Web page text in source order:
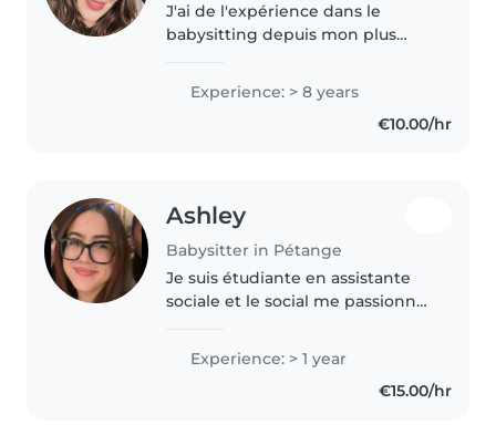
J'ai de l'expérience dans le
babysitting depuis mon plus
effectué des stages en crèche.
J'aime lire des histoires, faire des
Experience: > 8 years
€10.00/hr
Ashley
Babysitter in Pétange
Je suis étudiante en assistante
sociale et le social me passionne.
de 5 sœurs, j'ai dû à m'occuper
de mes sœurs de temps à autre.
Experience: > 1 year
€15.00/hr